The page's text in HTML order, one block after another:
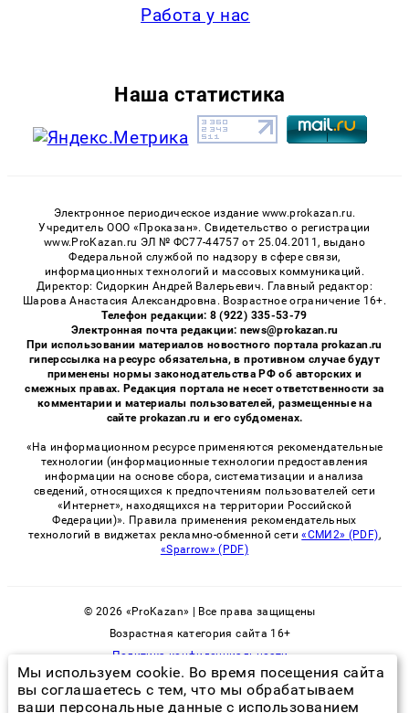
Работа у нас
Наша статистика
Электронное периодическое издание www.prokazan.ru.
Учредитель ООО «Проказан». Cвидетельство о регистрации
www.ProKazan.ru ЭЛ № ФС77-44757 от 25.04.2011, выдано
Федеральной службой по надзору в сфере связи,
информационных технологий и массовых коммуникаций.
Директор: Сидоркин Андрей Валерьевич. Главный редактор:
Шарова Анастасия Александровна. Возрастное ограничение 16+.
Телефон редакции: 8 (922) 335-53-79
Электронная почта редакции: news@prokazan.ru
При использовании материалов новостного портала prokazan.ru
гиперссылка на ресурс обязательна, в противном случае будут
применены нормы законодательства РФ об авторских и
смежных правах. Редакция портала не несет ответственности за
комментарии и материалы пользователей, размещенные на
сайте prokazan.ru и его субдоменах.
«На информационном ресурсе применяются рекомендательные
технологии (информационные технологии предоставления
информации на основе сбора, систематизации и анализа
сведений, относящихся к предпочтениям пользователей сети
«Интернет», находящихся на территории Российской
Федерации)». Правила применения рекомендательных
технологий в виджетах рекламно-обменной сети«СМИ2» (PDF),
«Sparrow» (PDF)
© 2026 «ProKazan» | Все права защищены
Возрастная категория сайта 16+
Политика конфиденциальности
гель от тараканов в шприце как действует
Мы используем cookie. Во время посещения сайта
вы соглашаетесь с тем, что мы обрабатываем
ваши персональные данные с использованием